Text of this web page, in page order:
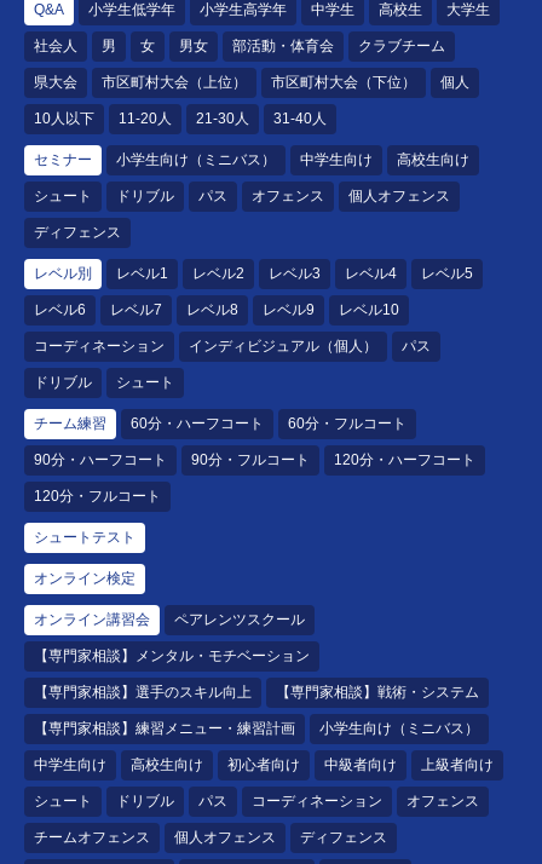
Q&A 小学生低学年 小学生高学年 中学生 高校生 大学生
社会人 男 女 男女 部活動・体育会 クラブチーム
県大会 市区町村大会（上位） 市区町村大会（下位） 個人
10人以下 11-20人 21-30人 31-40人
セミナー 小学生向け（ミニバス） 中学生向け 高校生向け
シュート ドリブル パス オフェンス 個人オフェンス
ディフェンス
レベル別 レベル1 レベル2 レベル3 レベル4 レベル5
レベル6 レベル7 レベル8 レベル9 レベル10
コーディネーション インディビジュアル（個人） パス
ドリブル シュート
チーム練習 60分・ハーフコート 60分・フルコート
90分・ハーフコート 90分・フルコート 120分・ハーフコート
120分・フルコート
シュートテスト
オンライン検定
オンライン講習会 ペアレンツスクール
【専門家相談】メンタル・モチベーション
【専門家相談】選手のスキル向上 【専門家相談】戦術・システム
【専門家相談】練習メニュー・練習計画 小学生向け（ミニバス）
中学生向け 高校生向け 初心者向け 中級者向け 上級者向け
シュート ドリブル パス コーディネーション オフェンス
チームオフェンス 個人オフェンス ディフェンス